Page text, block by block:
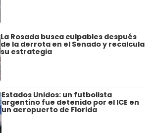
La Rosada busca culpables después
de la derrota en el Senado y recalcula
su estrategia
Estados Unidos: un futbolista
argentino fue detenido por el ICE en
un aeropuerto de Florida